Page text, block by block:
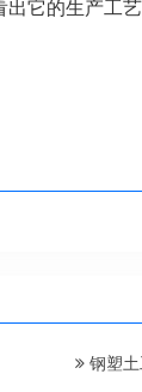
它的生产工
钢塑土